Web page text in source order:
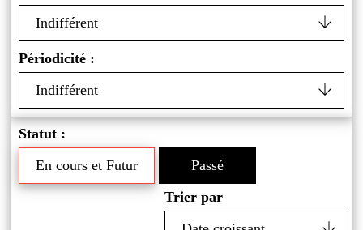
Périodicité :
Statut :
En cours et Futur
Passé
Trier par